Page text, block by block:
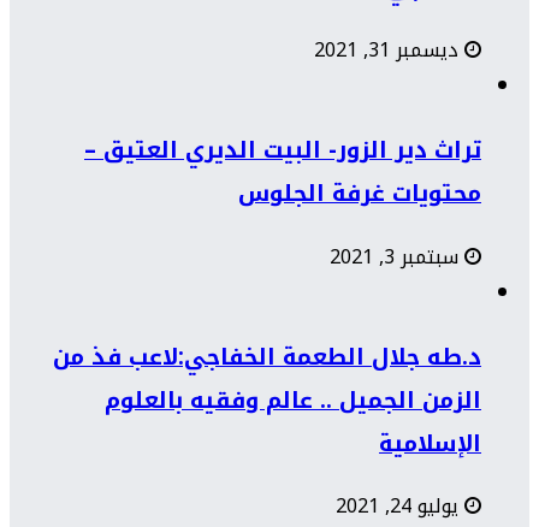
ديسمبر 31, 2021
تراث دير الزور- البيت الديري العتيق –
محتويات غرفة الجلوس
سبتمبر 3, 2021
د.طه جلال الطعمة الخفاجي:لاعب فذ من
الزمن الجميل .. عالم وفقيه بالعلوم
الإسلامية
يوليو 24, 2021